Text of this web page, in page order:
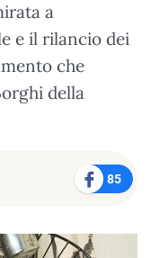
a
e il rilancio dei
che
della
85